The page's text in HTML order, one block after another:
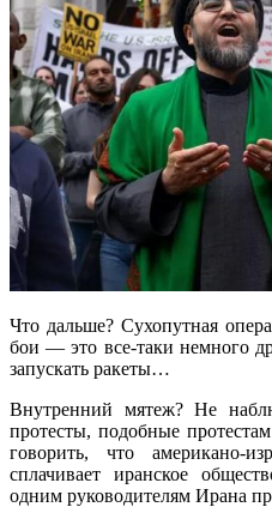
Что дальше? Сухопутная
бои — это все-таки немного
запускать ракеты…
Внутренний мятеж? Не
протесты, подобные
говорить, что американо-
сплачивает иранское
одним руководителям Ирана